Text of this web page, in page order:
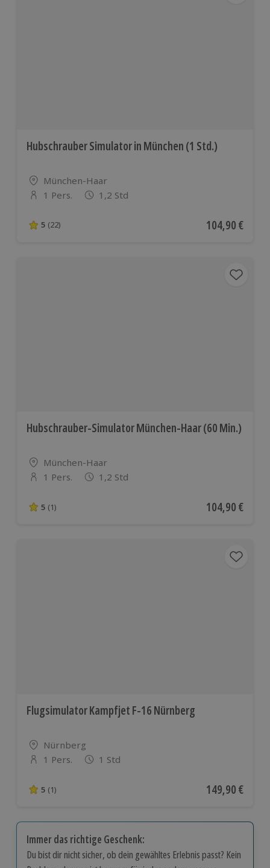
Hubschrauber Simulator in München (1 Std.)
Standort
München-Haar
Anzahl der Teilnehmer
1 Pers. 1,2 Std
5 von 5 Sternen basierend auf 22 Bewertungen
5 (22) Aktueller Preis
104,90 €
Hubschrauber-Simulator München-Haar (60 Min.)
Standort
München-Haar
Anzahl der Teilnehmer
1 Pers. 1,2 Std
5 von 5 Sternen basierend auf 1 Bewertungen
5 (1) Aktueller Preis
104,90 €
Flugsimulator Kampfjet F-16 Nürnberg
Standort
Nürnberg
Anzahl der Teilnehmer
1 Pers. 1 Std
5 von 5 Sternen basierend auf 1 Bewertungen
5 (1) Aktueller Preis
149,90 €
Immer das richtige Geschenk:
Du bist dir nicht sicher, ob dein gewähltes Erlebnis passt? Kein